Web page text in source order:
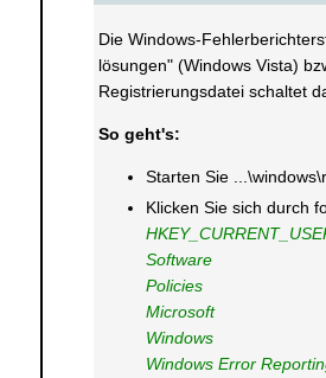
Die Windows-
lösungen" (Windows Vista)
Registrierungsdatei schaltet
So geht's:
Starten Sie
Klicken Sie sich durch
Software
Policies
Microsoft
Windows
Windows Error